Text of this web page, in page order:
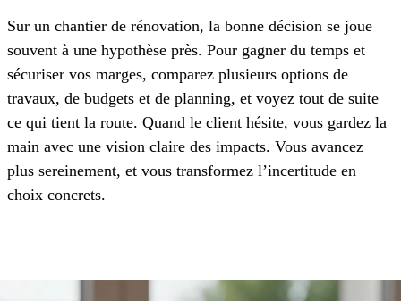
Sur un chantier de rénovation, la bonne décision se joue
souvent à une hypothèse près. Pour gagner du temps et
sécuriser vos marges, comparez plusieurs options de
travaux, de budgets et de planning, et voyez tout de suite
ce qui tient la route. Quand le client hésite, vous gardez la
main avec une vision claire des impacts. Vous avancez
plus sereinement, et vous transformez l’incertitude en
choix concrets.